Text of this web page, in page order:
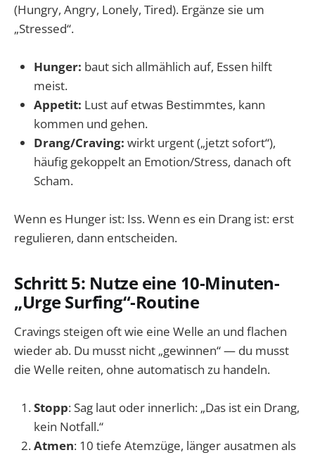
(Hungry, Angry, Lonely, Tired). Ergänze sie um
„Stressed“.
Hunger: baut sich allmählich auf, Essen hilft
meist.
Appetit: Lust auf etwas Bestimmtes, kann
kommen und gehen.
Drang/Craving: wirkt urgent („jetzt sofort“),
häufig gekoppelt an Emotion/Stress, danach oft
Scham.
Wenn es Hunger ist: Iss. Wenn es ein Drang ist: erst
regulieren, dann entscheiden.
Schritt 5: Nutze eine 10-Minuten-
„Urge Surfing“-Routine
Cravings steigen oft wie eine Welle an und flachen
wieder ab. Du musst nicht „gewinnen“ — du musst
die Welle reiten, ohne automatisch zu handeln.
Stopp: Sag laut oder innerlich: „Das ist ein Drang,
kein Notfall.“
Atmen: 10 tiefe Atemzüge, länger ausatmen als